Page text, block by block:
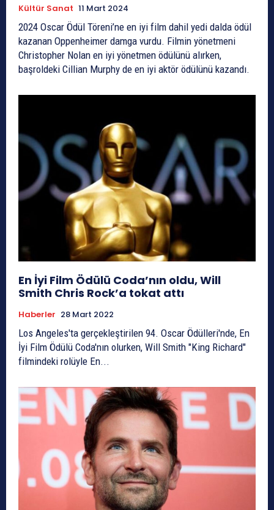
Kültür Sanat 11 Mart 2024
2024 Oscar Ödül Töreni’ne en iyi film dahil yedi dalda ödül
kazanan Oppenheimer damga vurdu. Filmin yönetmeni
Christopher Nolan en iyi yönetmen ödülünü alırken,
başroldeki Cillian Murphy de en iyi aktör ödülünü kazandı.
En İyi Film Ödülü Coda’nın oldu, Will
Smith Chris Rock’a tokat attı
Haberler 28 Mart 2022
Los Angeles'ta gerçekleştirilen 94. Oscar Ödülleri'nde, En
İyi Film Ödülü Coda'nın olurken, Will Smith "King Richard"
filmindeki rolüyle En...